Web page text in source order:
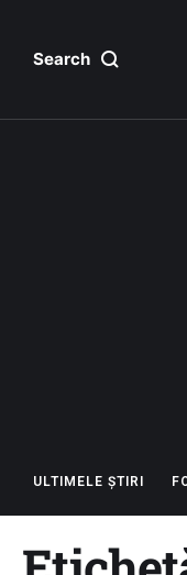
Search
ULTIMELE ȘTIRI